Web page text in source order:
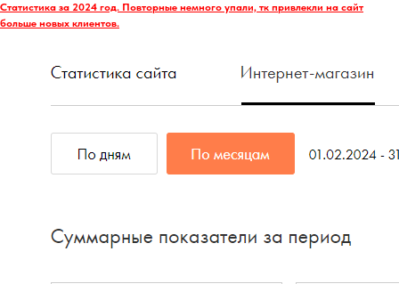
Статистика за 2024 год. Повторные немного упали, тк привлекли на сайт
больше новых клиентов.